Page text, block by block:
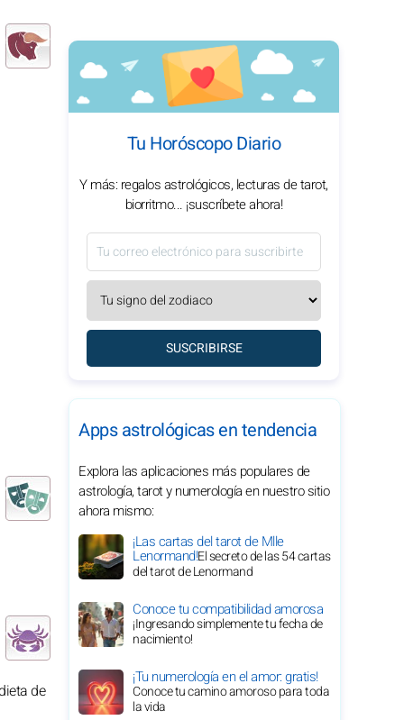
de
Tu Horóscopo Diario
Y más: regalos astrológicos, lecturas de tarot,
biorritmo... ¡suscríbete ahora!
SUSCRIBIRSE
Apps astrológicas en tendencia
Explora las aplicaciones más populares de
astrología, tarot y numerología en nuestro sitio
ahora mismo:
¡Las cartas del tarot de Mlle
Lenormand!El secreto de las 54 cartas
del tarot de Lenormand
Conoce tu compatibilidad amorosa
¡Ingresando simplemente tu fecha de
nacimiento!
¡Tu numerología en el amor: gratis!
Conoce tu camino amoroso para toda
la vida